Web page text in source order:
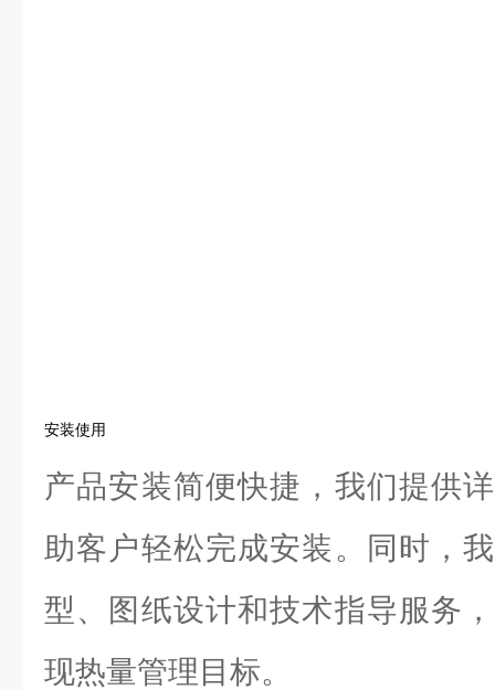
安装使用
产品安装简便快捷，我们提供
助客户轻松完成安装。同时，
型、图纸设计和技术指导服务
现热量管理目标。